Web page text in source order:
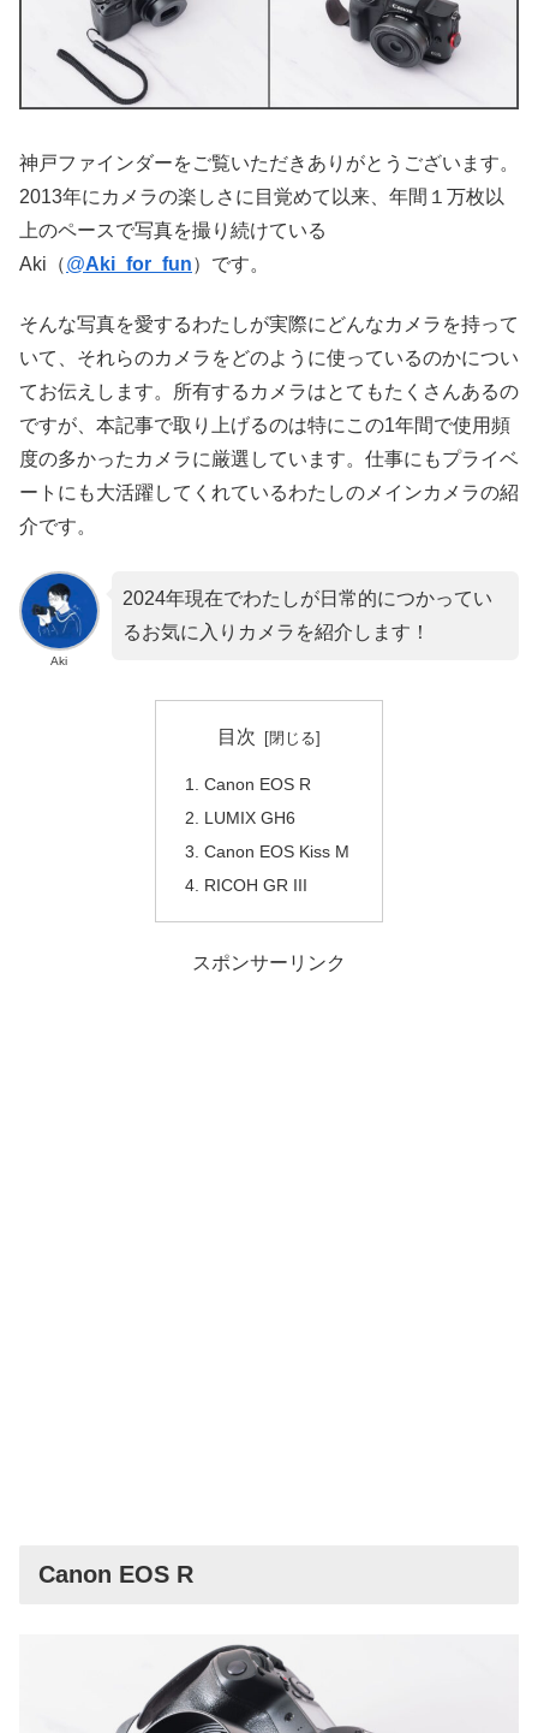
神戸ファインダーをご覧いただきありがとうございます。
2013年にカメラの楽しさに目覚めて以来、年間１万枚以
上のペースで写真を撮り続けている
Aki（@Aki_for_fun）です。
そんな写真を愛するわたしが実際にどんなカメラを持って
いて、それらのカメラをどのように使っているのかについ
てお伝えします。所有するカメラはとてもたくさんあるの
ですが、本記事で取り上げるのは特にこの1年間で使用頻
度の多かったカメラに厳選しています。仕事にもプライベ
ートにも大活躍してくれているわたしのメインカメラの紹
介です。
Aki
2024年現在でわたしが日常的につかってい
るお気に入りカメラを紹介します！
目次
Canon EOS R
LUMIX GH6
Canon EOS Kiss M
RICOH GR III
スポンサーリンク
Canon EOS R